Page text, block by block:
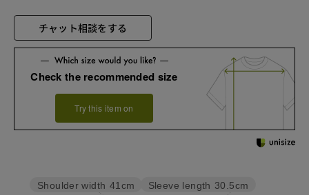
チャット相談をする
Check the recommended size
Try this item on
Sleeve length 30.5cm
Shoulder width 41cm